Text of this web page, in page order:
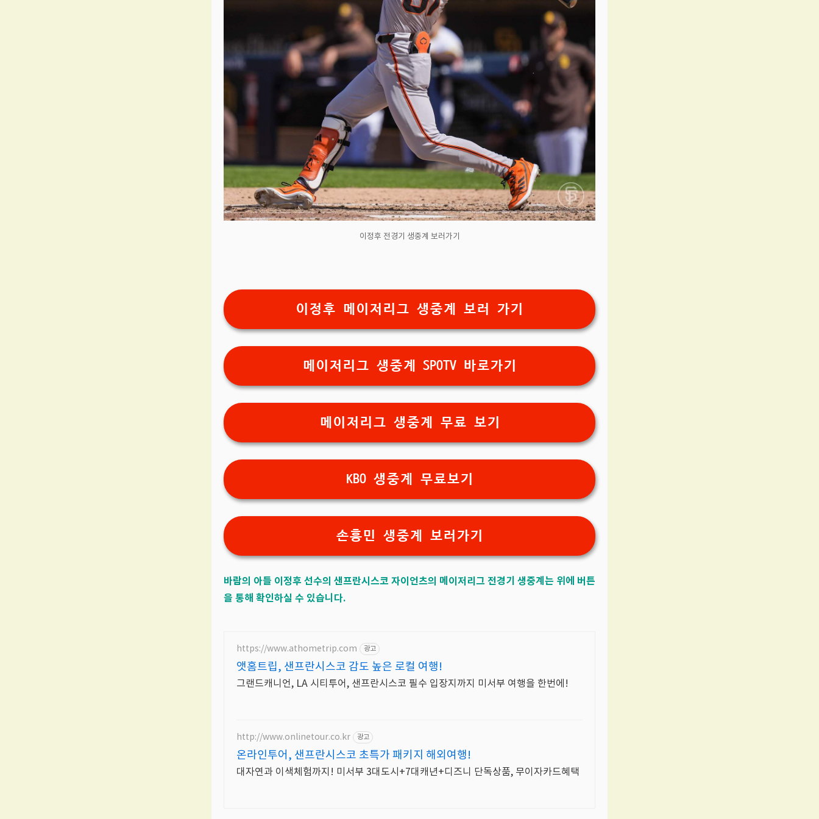
이정후 전경기 생중계 보러가기
이정후 메이저리그 생중계 보러 가기
메이저리그 생중계 SPOTV 바로가기
메이저리그 생중계 무료 보기
KBO 생중계 무료보기
손흥민 생중계 보러가기
바람의 아들 이정후 선수의 샌프란시스코 자이언츠의 메이저리그 전경기 생중계는 위에 버튼
을 통해 확인하실 수 있습니다.
https://www.athometrip.com 광고
앳홈트립, 샌프란시스코 감도 높은 로컬 여행!
그랜드캐니언, LA 시티투어, 샌프란시스코 필수 입장지까지 미서부 여행을 한번에!
http://www.onlinetour.co.kr 광고
온라인투어, 샌프란시스코 초특가 패키지 해외여행!
대자연과 이색체험까지! 미서부 3대도시+7대캐년+디즈니 단독상품, 무이자카드혜택